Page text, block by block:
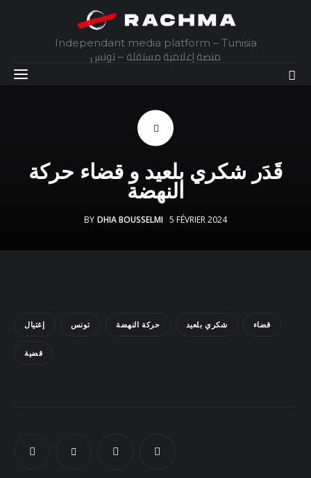
Independant media platform – Tunisia
منصة إعلامية مستقلة – تونس
قَدَر شكري بلعيد و قضاء حركة
النهضة
BY DHIA BOUSSELMI 5 FÉVRIER 2024
إغتيال تونس حركة النهضة شكري بلعيد قضاء
قضية